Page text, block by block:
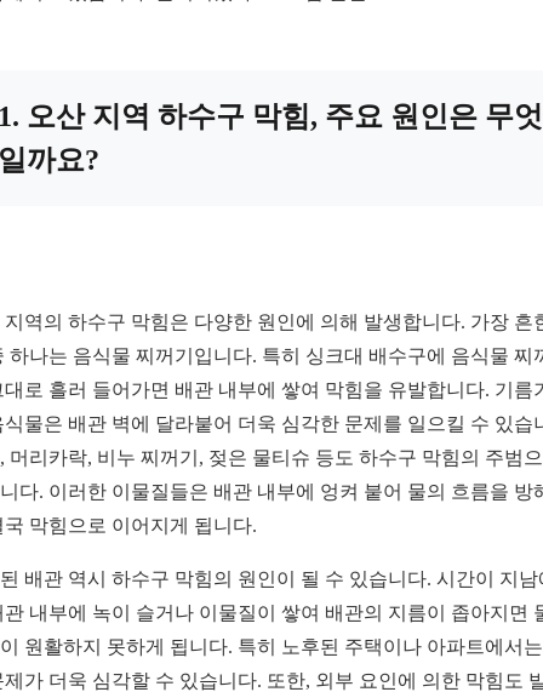
오산 지역 하수구 막힘, 주요 원인은 무엇
까요?
지역의 하수구 막힘은 다양한 원인에 의해 발생합니다. 가장 흔
하나는 음식물 찌꺼기입니다. 특히 싱크대 배수구에 음식물 찌
대로 흘러 들어가면 배관 내부에 쌓여 막힘을 유발합니다. 기름
식물은 배관 벽에 달라붙어 더욱 심각한 문제를 일으킬 수 있습
머리카락, 비누 찌꺼기, 젖은 물티슈 등도 하수구 막힘의 주범
다. 이러한 이물질들은 배관 내부에 엉켜 붙어 물의 흐름을 방
국 막힘으로 이어지게 됩니다.
배관 역시 하수구 막힘의 원인이 될 수 있습니다. 시간이 지남
관 내부에 녹이 슬거나 이물질이 쌓여 배관의 지름이 좁아지면
원활하지 못하게 됩니다. 특히 노후된 주택이나 아파트에서
제가 더욱 심각할 수 있습니다. 또한, 외부 요인에 의한 막힘도